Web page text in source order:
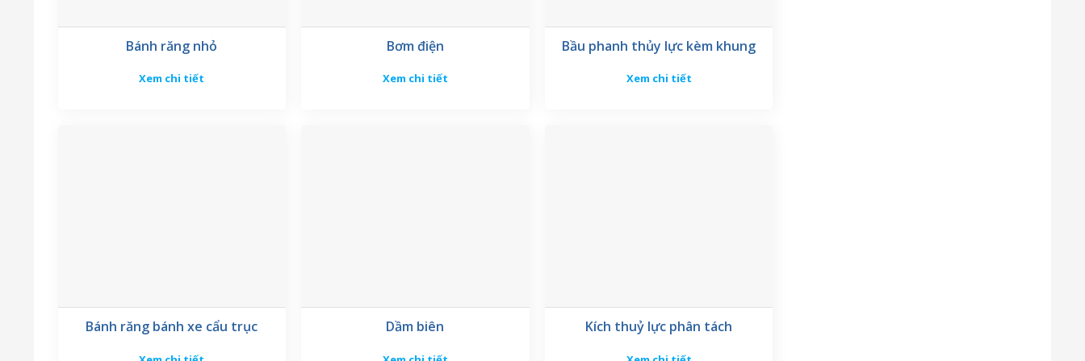
Vỏ động cơ:Chế tạo từ gang đúc nguyên khối hoặc hợp kim nhôm, bên ngoài có các cánh tản nhiệt dọc thân giúp làm mát nhanh
Bánh răng nhỏ
Xem chi tiết
Bơm điện
Xem chi tiết
Bầu phanh thủy lực kèm khung
Xem chi tiết
Bánh răng bánh xe cẩu trục Dầm biên Kích thuỷ lực phân tách